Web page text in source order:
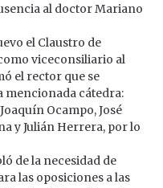
al doctor Mariano
el Claustro de
viceconsiliario al
el rector que se
mencionada cátedra:
Ocampo, José
y Julián Herrera, por lo
de la necesidad de
las oposiciones a las